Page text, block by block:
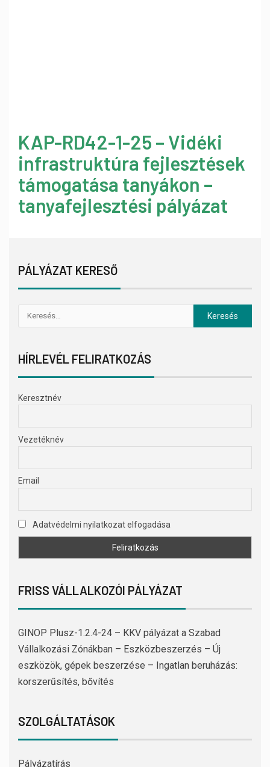
KAP-RD42-1-25 – Vidéki
infrastruktúra fejlesztések
támogatása tanyákon –
tanyafejlesztési pályázat
PÁLYÁZAT KERESŐ
HÍRLEVÉL FELIRATKOZÁS
Keresztnév
Vezetéknév
Email
Adatvédelmi nyilatkozat elfogadása
FRISS VÁLLALKOZÓI PÁLYÁZAT
GINOP Plusz-1.2.4-24 – KKV pályázat a Szabad
Vállalkozási Zónákban – Eszközbeszerzés – Új
eszközök, gépek beszerzése – Ingatlan beruházás:
korszerűsítés, bővítés
SZOLGÁLTATÁSOK
Pályázatírás